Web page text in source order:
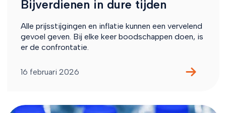
Bijverdienen in dure tijden
Alle prijsstijgingen en inflatie kunnen een vervelend
gevoel geven. Bij elke keer boodschappen doen, is
er de confrontatie.
16 februari 2026